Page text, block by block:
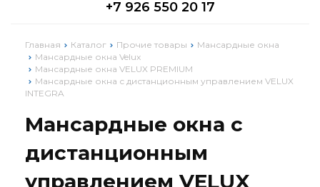
+7 926 550 20 17
Главная Каталог Прочие товары
Мансардные окна
Мансардные окна Velux
Мансардные окна VELUX PREMIUM
Мансардные окна с дистанционным управлением VELUX
INTEGRA
Мансардные окна с
дистанционным
управлением VELUX